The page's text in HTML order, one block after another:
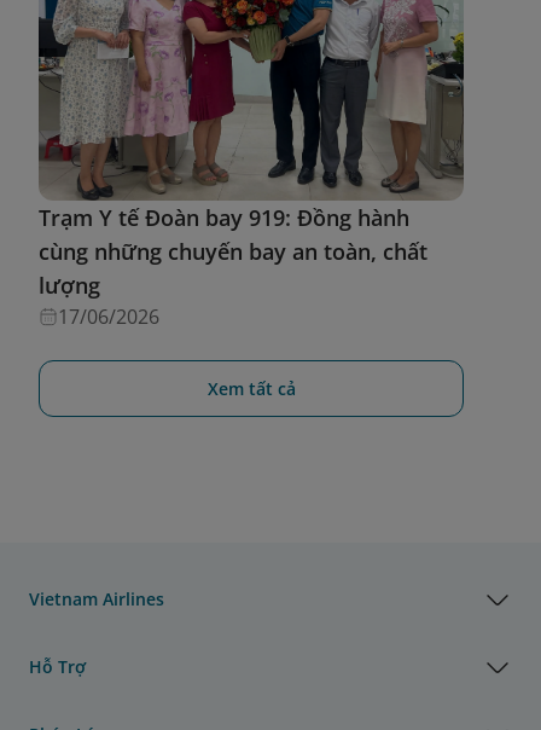
Trạm Y tế Đoàn bay 919: Đồng hành
cùng những chuyến bay an toàn, chất
lượng
17/06/2026
Xem tất cả
Vietnam Airlines
Hỗ Trợ